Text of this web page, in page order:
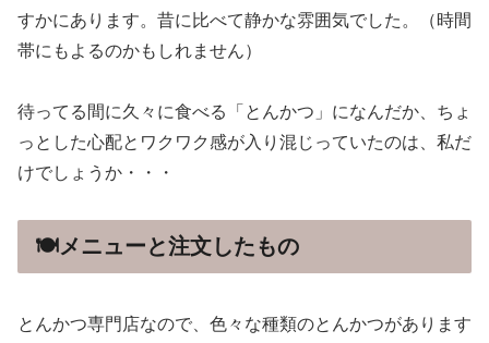
すかにあります。昔に比べて静かな雰囲気でした。（時間
帯にもよるのかもしれません）
待ってる間に久々に食べる「とんかつ」になんだか、ちょ
っとした心配とワクワク感が入り混じっていたのは、私だ
けでしょうか・・・
🍽メニューと注文したもの
とんかつ専門店なので、色々な種類のとんかつがあります